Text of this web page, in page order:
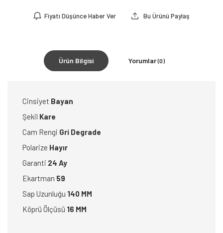
Fiyatı Düşünce Haber Ver Bu Ürünü Paylaş
Ürün Bilgisi Yorumlar(0)
Cinsiyet Bayan
Şekil Kare
Cam Rengi Gri Degrade
Polarize Hayır
Garanti 24 Ay
Ekartman 59
Sap Uzunluğu 140 MM
Köprü Ölçüsü 16 MM